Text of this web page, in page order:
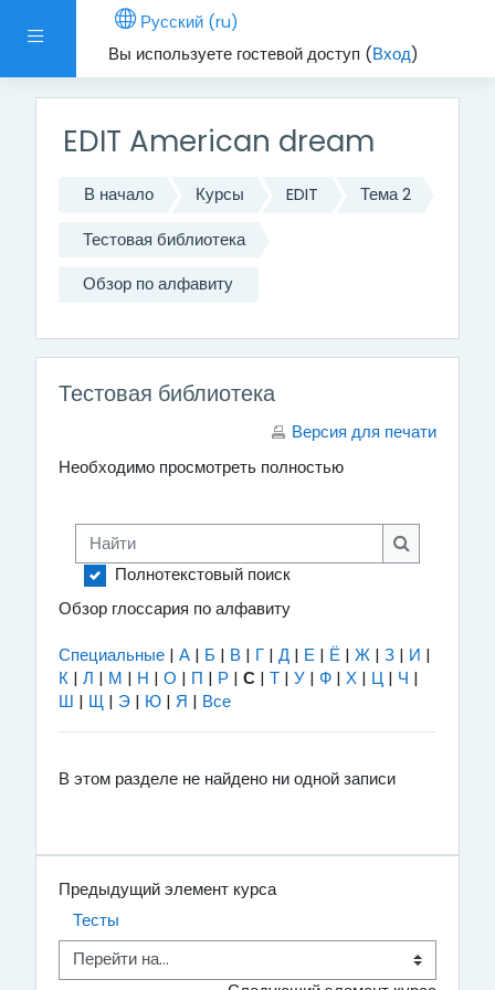
Боковая панель
Русский ‎(ru)‎
Вы используете гостевой доступ (Вход)
Перейти к основному содержанию
EDIT American dream
В начало Курсы EDIT Тема 2
Тестовая библиотека
Обзор по алфавиту
Тестовая библиотека
Версия для печати
Необходимо просмотреть полностью
Найти
Найти
Полнотекстовый поиск
Обзор глоссария по алфавиту
Специальные | А | Б | В | Г | Д | Е | Ё | Ж | З | И |
К | Л | М | Н | О | П | Р | С | Т | У | Ф | Х | Ц | Ч |
Ш | Щ | Э | Ю | Я | Все
В этом разделе не найдено ни одной записи
Предыдущий элемент курса
Тесты
Перейти на...